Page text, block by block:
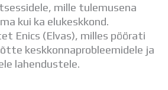
(UPT)
mille tulemusena
kui ka elukeskkond.
Enics (Elvas), milles pöörati
keskkonnaprobleemidele ja
lahendustele.